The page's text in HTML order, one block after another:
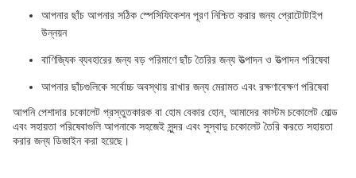
আপনার ছাঁচ আপনার সঠিক স্পেসিফিকেশন পূরণ নিশ্চিত করার জন্য প্রোটোটাইপ
উন্নয়ন
বাণিজ্যিক ব্যবহারের জন্য বড় পরিমাণে ছাঁচ তৈরির জন্য উত্পাদন ও উত্পাদন পরিষেবা
আপনার ছাঁচগুলিকে সর্বোচ্চ অবস্থায় রাখার জন্য মেরামত এবং রক্ষণাবেক্ষণ পরিষেবা
আপনি পেশাদার চকোলেট প্রস্তুতকারক বা হোম বেকার হোন, আমাদের কাস্টম চকোলেট মোল্ড
এবং সহায়তা পরিষেবাগুলি আপনাকে সহজেই সুন্দর এবং সুস্বাদু চকোলেট তৈরি করতে সহায়তা
করার জন্য ডিজাইন করা হয়েছে।